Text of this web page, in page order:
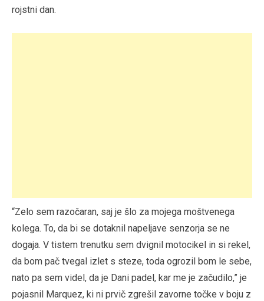
rojstni dan.
“Zelo sem razočaran, saj je šlo za mojega moštvenega
kolega. To, da bi se dotaknil napeljave senzorja se ne
dogaja. V tistem trenutku sem dvignil motocikel in si rekel,
da bom pač tvegal izlet s steze, toda ogrozil bom le sebe,
nato pa sem videl, da je Dani padel, kar me je začudilo,” je
pojasnil Marquez, ki ni prvič zgrešil zavorne točke v boju z